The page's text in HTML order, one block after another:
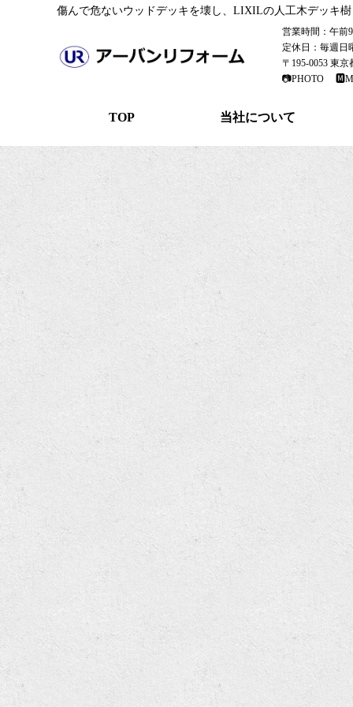
傷んで危ないウッドデッキを壊し、LIXILの人工木デッキ
営業時間：午前
定休日：毎週日
〒195-0053 東
📷PHOTO
TOP 当社について